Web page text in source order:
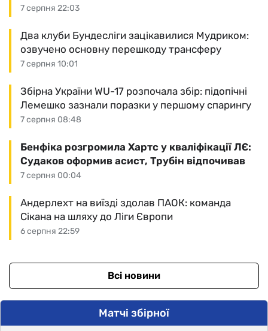
7 серпня 22:03
7 серпня 10:01
Два клуби Бундесліги зацікавилися Мудриком:
озвучено основну перешкоду трансферу
7 серпня 08:48
Збірна України WU-17 розпочала збір: підопічні
Лемешко зазнали поразки у першому спарингу
7 серпня 00:04
Бенфіка розгромила Хартс у кваліфікації ЛЄ:
Судаков оформив асист, Трубін відпочивав
6 серпня 22:59
Андерлехт на виїзді здолав ПАОК: команда
Сікана на шляху до Ліги Європи
Всі новини
Матчі збірної